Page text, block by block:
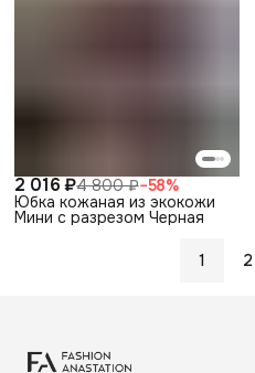
2 016 ₽4 800 ₽−58%
Юбка кожаная из экокожи
Мини с разрезом Черная
1 2